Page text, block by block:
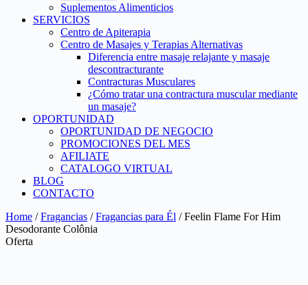
Suplementos Alimenticios
SERVICIOS
Centro de Apiterapia
Centro de Masajes y Terapias Alternativas
Diferencia entre masaje relajante y masaje
descontracturante
Contracturas Musculares
¿Cómo tratar una contractura muscular mediante
un masaje?
OPORTUNIDAD
OPORTUNIDAD DE NEGOCIO
PROMOCIONES DEL MES
AFILIATE
CATALOGO VIRTUAL
BLOG
CONTACTO
Home /Fragancias /Fragancias para Él / Feelin Flame For Him
Desodorante Colônia
Oferta